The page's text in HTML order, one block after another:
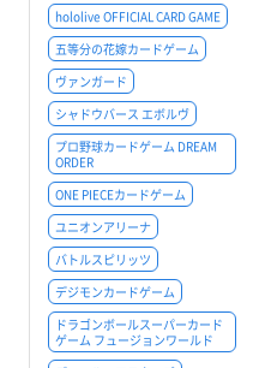
hololive OFFICIAL CARD GAME
五等分の花嫁カードゲーム
ヴァンガード
シャドウバース エボルヴ
プロ野球カードゲーム DREAM
ORDER
ONE PIECEカードゲーム
ユニオンアリーナ
バトルスピリッツ
デジモンカードゲーム
ドラゴンボールスーパーカード
ゲーム フュージョンワールド